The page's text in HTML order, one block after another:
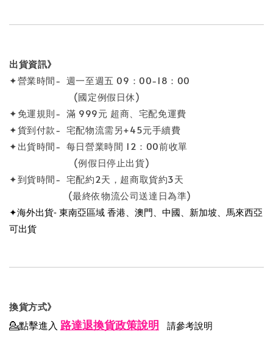
出貨資訊》
✦營業時間- 週一至週五 09：00-18：00
(國定例假日休)
✦免運規則- 滿 999元 超商、宅配免運費
✦貨到付款- 宅配物流需另+45元手續費
✦出貨時間- 每日營業時間 12：00前收單
(例假日停止出貨)
✦到貨時間- 宅配約2天，超商取貨約3天
(最終依物流公司送達日為準)
✦海外出貨- 東南亞區域 香港、澳門、中國、新加坡、馬來西亞
可出貨
換貨方式》
💁點擊進入 路達退換貨政策說明 請參考說明